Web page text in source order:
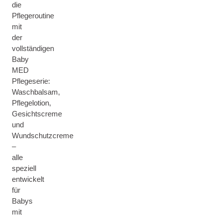
die
Pflegeroutine
mit
der
vollständigen
Baby
MED
Pflegeserie:
Waschbalsam,
Pflegelotion,
Gesichtscreme
und
Wundschutzcreme
–
alle
speziell
entwickelt
für
Babys
mit